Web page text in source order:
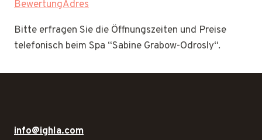
BewertungAdres
Bitte erfragen Sie die Öffnungszeiten und Preise
telefonisch beim Spa “Sabine Grabow-Odrosly“.
info@ighla.com